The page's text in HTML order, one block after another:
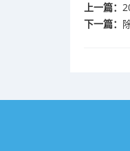
上一篇：
下一篇：